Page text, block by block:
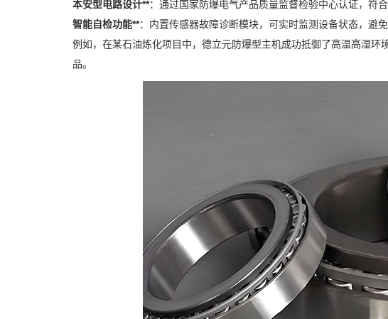
本安型电路设计**：通过国家防爆电气产品质量监督检验中心认证，符
智能自检功能**：内置传感器故障诊断模块，可实时监测设备状态，避免
例如，在某石油炼化项目中，德立元防爆型主机成功抵御了高温高湿
品。